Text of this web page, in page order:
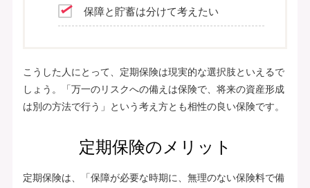
保障と貯蓄は分けて考えたい
こうした人にとって、定期保険は現実的な選択肢といえるで
しょう。「万一のリスクへの備えは保険で、将来の資産形成
は別の方法で行う」という考え方とも相性の良い保険です。
定期保険のメリット
定期保険は、「保障が必要な時期に、無理のない保険料で備